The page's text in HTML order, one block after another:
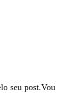
seu post.Vou